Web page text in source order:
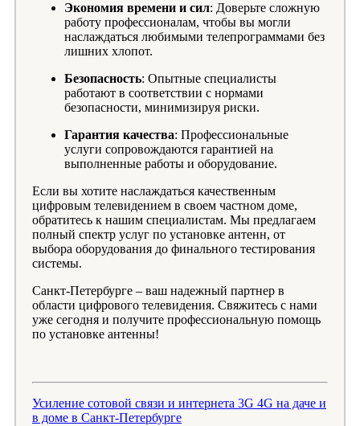
Экономия времени и сил: Доверьте сложную
работу профессионалам, чтобы вы могли
наслаждаться любимыми телепрограммами без
лишних хлопот.
Безопасность: Опытные специалисты
работают в соответствии с нормами
безопасности, минимизируя риски.
Гарантия качества: Профессиональные
услуги сопровождаются гарантией на
выполненные работы и оборудование.
Если вы хотите наслаждаться качественным
цифровым телевидением в своем частном доме,
обратитесь к нашим специалистам. Мы предлагаем
полный спектр услуг по установке антенн, от
выбора оборудования до финального тестирования
системы.
Санкт-Петербурге – ваш надежный партнер в
области цифрового телевидения. Свяжитесь с нами
уже сегодня и получите профессиональную помощь
по установке антенны!
Усиление сотовой связи и интернета 3G 4G на даче и
в доме в Санкт-Петербурге